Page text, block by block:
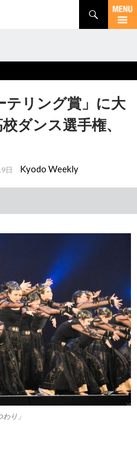
テリング賞」に大
ダンス選手権、
日 Kyodo Weekly
り」